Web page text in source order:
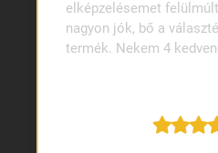
elképzelésemet
nagyon jók, bő a
termék. Nekem 4